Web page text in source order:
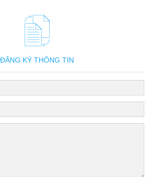
ĐĂNG KÝ THÔNG TIN